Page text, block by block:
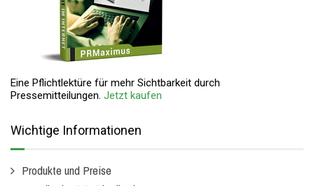
Eine Pflichtlektüre für mehr Sichtbarkeit durch
Pressemitteilungen. Jetzt kaufen
Wichtige Informationen
Produkte und Preise